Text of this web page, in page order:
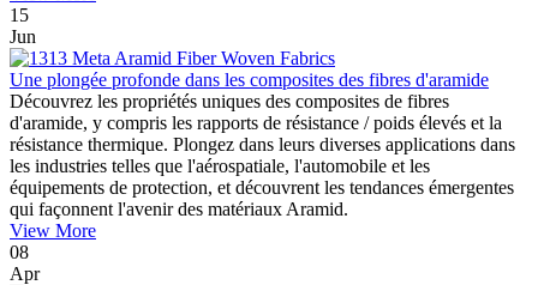
15
Jun
Une plongée profonde dans les composites des fibres d'aramide
Découvrez les propriétés uniques des composites de fibres
d'aramide, y compris les rapports de résistance / poids élevés et la
résistance thermique. Plongez dans leurs diverses applications dans
les industries telles que l'aérospatiale, l'automobile et les
équipements de protection, et découvrent les tendances émergentes
qui façonnent l'avenir des matériaux Aramid.
View More
08
Apr